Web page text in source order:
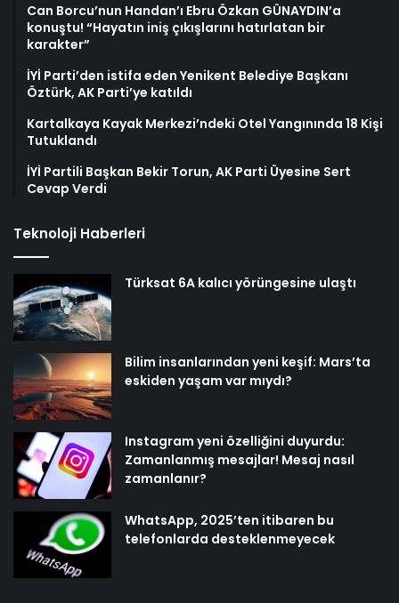
Can Borcu’nun Handan’ı Ebru Özkan GÜNAYDIN’a
konuştu! “Hayatın iniş çıkışlarını hatırlatan bir
karakter”
İYİ Parti’den istifa eden Yenikent Belediye Başkanı
Öztürk, AK Parti’ye katıldı
Kartalkaya Kayak Merkezi’ndeki Otel Yangınında 18 Kişi
Tutuklandı
İYİ Partili Başkan Bekir Torun, AK Parti Üyesine Sert
Cevap Verdi
Teknoloji Haberleri
Türksat 6A kalıcı yörüngesine ulaştı
Bilim insanlarından yeni keşif: Mars’ta
eskiden yaşam var mıydı?
Instagram yeni özelliğini duyurdu:
Zamanlanmış mesajlar! Mesaj nasıl
zamanlanır?
WhatsApp, 2025’ten itibaren bu
telefonlarda desteklenmeyecek